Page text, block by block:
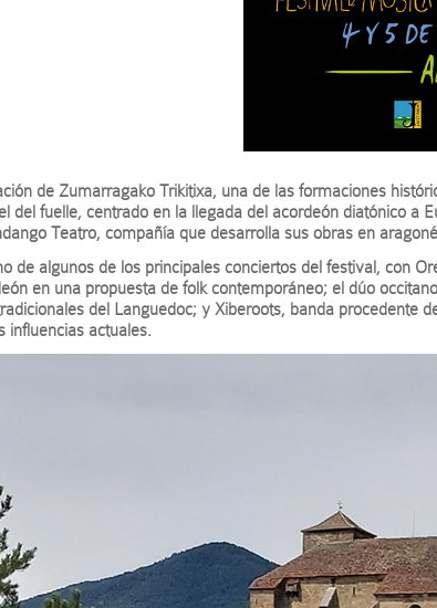
de Zumarragako Trikitixa, una de las formaciones
del fuelle, centrado en la llegada del acordeón diatónico a
Teatro, compañía que desarrolla sus obras en
de algunos de los principales conciertos del festival, con
en una propuesta de folk contemporáneo; el dúo
del Languedoc; y Xiberoots, banda procedente
influencias actuales.